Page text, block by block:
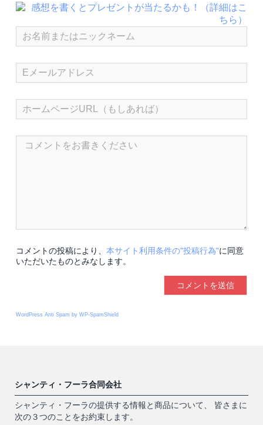
コメントの投稿により、 本サイト利用条件の"投稿行為"に同意
いただいたものとみなします。
WordPress Anti Spam by WP-SpamShield
シャンティ・フーラ合同会社
シャンティ・フーラの提供する情報と商品について、 皆さまに
次の３つのことをお約束します。